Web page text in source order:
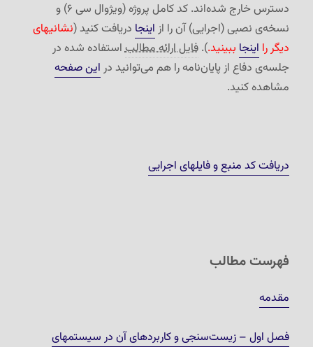
دسترس خارج شده‌اند. کد کامل پروژه (ویژوال سی ۶) و
نسخه‌ی نصبی (اجرایی) آن را از اینجا دریافت کنید (نشانیهای
دیگر را اینجا ببینید.).فایل ارائه مطالباستفاده شده در
جلسه‌ی دفاع از پایان‌نامه را هم می‌توانید در این صفحه
مشاهده کنید.
دریافت کد منبع و فایلهای اجرایی
فهرست مطالب
مقدمه
فصل اول – زیست‌سنجی و کاربردهای آن در سیستمهای